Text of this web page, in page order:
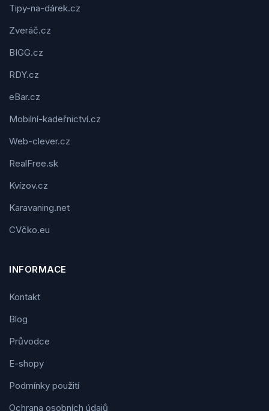
Tipy-na-dárek.cz
Zveráč.cz
BIGG.cz
RDY.cz
eBar.cz
Mobilní-kadeřnictví.cz
Web-clever.cz
RealFree.sk
Kvízov.cz
Karavaning.net
CVčko.eu
INFORMACE
Kontakt
Blog
Průvodce
E-shopy
Podmínky použití
Ochrana osobních údajů